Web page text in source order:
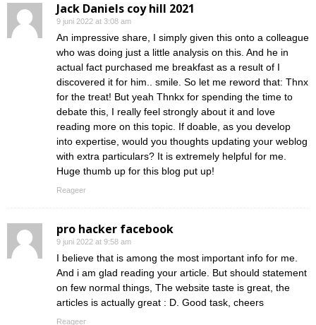
Jack Daniels coy hill 2021
9 juni 2022 at 3:08 am
An impressive share, I simply given this onto a colleague
who was doing just a little analysis on this. And he in
actual fact purchased me breakfast as a result of I
discovered it for him.. smile. So let me reword that: Thnx
for the treat! But yeah Thnkx for spending the time to
debate this, I really feel strongly about it and love
reading more on this topic. If doable, as you develop
into expertise, would you thoughts updating your weblog
with extra particulars? It is extremely helpful for me.
Huge thumb up for this blog put up!
Reageer
pro hacker facebook
9 juni 2022 at 9:58 am
I believe that is among the most important info for me.
And i am glad reading your article. But should statement
on few normal things, The website taste is great, the
articles is actually great : D. Good task, cheers
Reageer